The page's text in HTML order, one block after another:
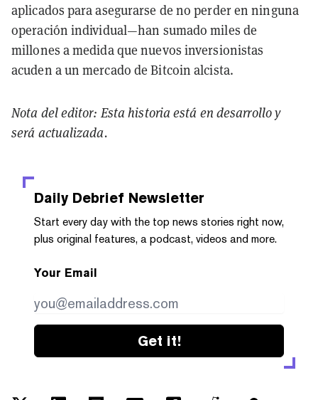
aplicados para asegurarse de no perder en ninguna
operación individual—han sumado miles de
millones a medida que nuevos inversionistas
acuden a un mercado de Bitcoin alcista.
Nota del editor: Esta historia está en desarrollo y
será actualizada.
Daily Debrief Newsletter
Start every day with the top news stories right now,
plus original features, a podcast, videos and more.
Your Email
Get it!